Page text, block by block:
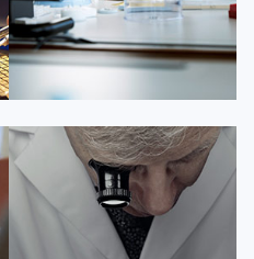
 百达翡丽维修
查尔斯·彼得艾伯特
资深百达翡丽技师
是百达翡丽维修服务中心
(百达翡丽保养中心)
的高级技师之一
Shenzhen PatekPhilippe Maintain